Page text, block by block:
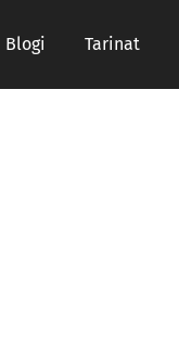
Blogi Tarinat